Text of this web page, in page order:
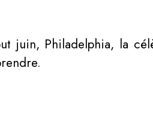
juin, Philadelphia, la